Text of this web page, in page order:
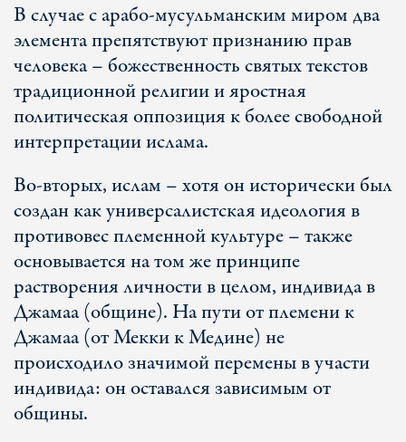
В случае с арабо-мусульманским миром два
элемента препятствуют признанию прав
человека – божественность святых текстов
традиционной религии и яростная
политическая оппозиция к более свободной
интерпретации ислама.
Во-вторых, ислам – хотя он исторически был
создан как универсалистская идеология в
противовес племенной культуре – также
основывается на том же принципе
растворения личности в целом, индивида в
Джамаа (общине). На пути от племени к
Джамаа (от Мекки к Медине) не
происходило значимой перемены в участи
индивида: он оставался зависимым от
общины.